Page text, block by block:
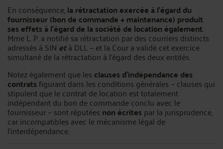
En conséquence,la rétractation exercée à l’égard du
fournisseur (bon de commande + maintenance) produit
ses effets à l’égard de la société de location également.
Mme L. P. a notifié sa rétractation par des courriers distincts
adressés à SIN età DLL — et la Cour a validé cet exercice
simultané de la rétractation à l’égard des deux entités.
Notez également que les clauses d’indépendance des
contratsfigurant dans les conditions générales — clauses qui
stipulent que le contrat de location est totalement
indépendant du bon de commande conclu avec le
fournisseur — sont réputées non écrites par la jurisprudence,
car incompatibles avec le mécanisme légal de
l’interdépendance.